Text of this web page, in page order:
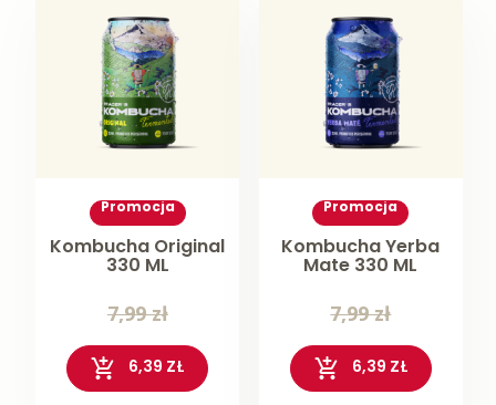
Promocja
Kombucha Original
330 ML
7,99 zł
6,39 ZŁ
Promocja
Kombucha Yerba
Mate 330 ML
7,99 zł
6,39 ZŁ